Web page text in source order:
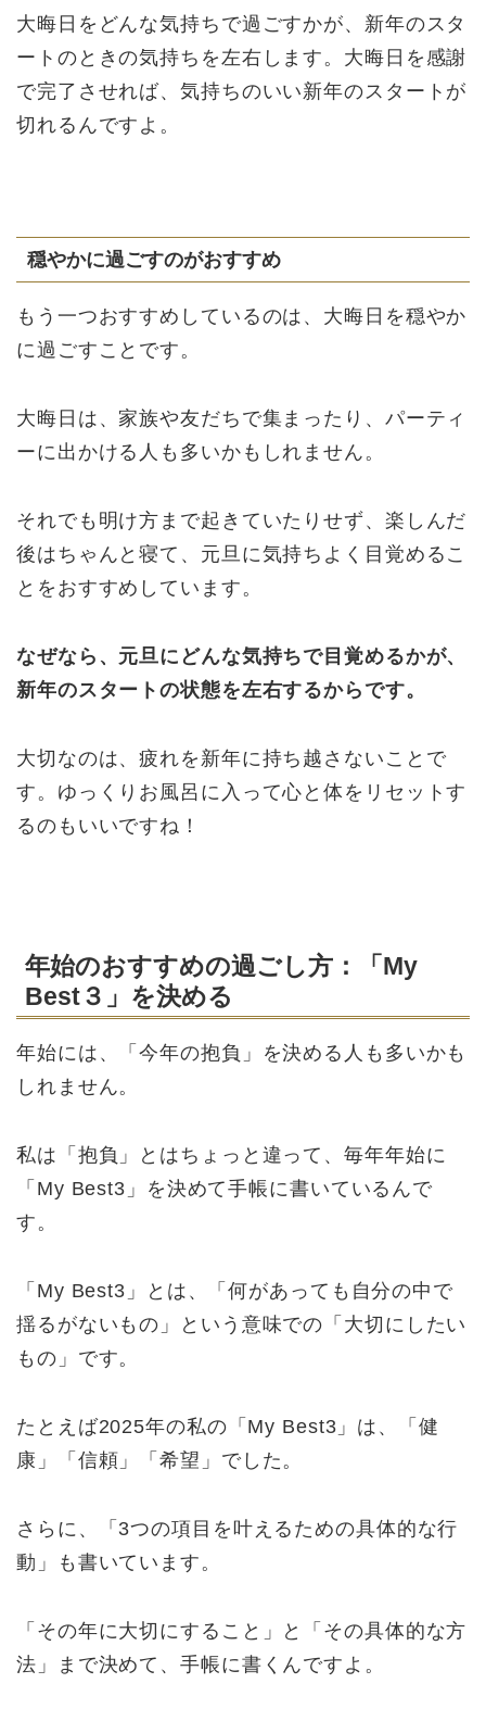
大晦日をどんな気持ちで過ごすかが、新年のスタ
ートのときの気持ちを左右します。大晦日を感謝
で完了させれば、気持ちのいい新年のスタートが
切れるんですよ。
穏やかに過ごすのがおすすめ
もう一つおすすめしているのは、大晦日を穏やか
に過ごすことです。
大晦日は、家族や友だちで集まったり、パーティ
ーに出かける人も多いかもしれません。
それでも明け方まで起きていたりせず、楽しんだ
後はちゃんと寝て、元旦に気持ちよく目覚めるこ
とをおすすめしています。
なぜなら、元旦にどんな気持ちで目覚めるかが、
新年のスタートの状態を左右するからです。
大切なのは、疲れを新年に持ち越さないことで
す。ゆっくりお風呂に入って心と体をリセットす
るのもいいですね！
年始のおすすめの過ごし方：「My
Best３」を決める
年始には、「今年の抱負」を決める人も多いかも
しれません。
私は「抱負」とはちょっと違って、毎年年始に
「My Best3」を決めて手帳に書いているんで
す。
「My Best3」とは、「何があっても自分の中で
揺るがないもの」という意味での「大切にしたい
もの」です。
たとえば2025年の私の「My Best3」は、「健
康」「信頼」「希望」でした。
さらに、「3つの項目を叶えるための具体的な行
動」も書いています。
「その年に大切にすること」と「その具体的な方
法」まで決めて、手帳に書くんですよ。